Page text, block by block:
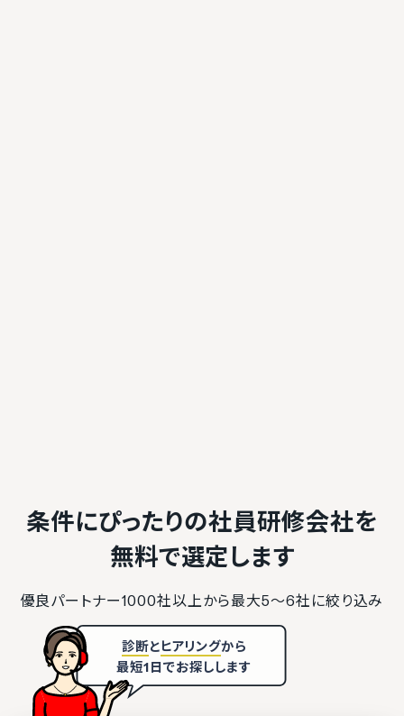
条件にぴったりの社員研修会社を
無料で選定します
優良パートナー1000社以上から最大5〜6社に絞り込み
診断とヒアリングから
最短1日でお探しします